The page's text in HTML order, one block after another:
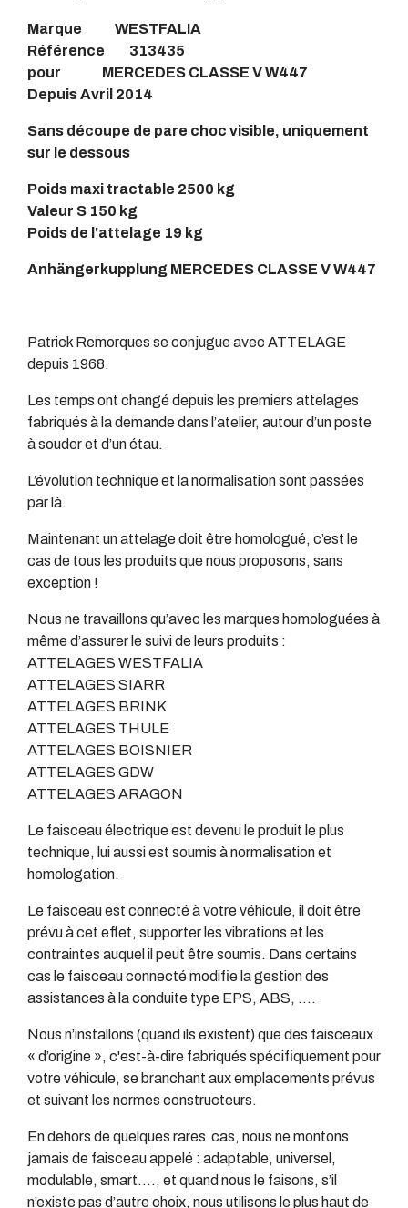
Marque WESTFALIA
Référence 313435
pour MERCEDES CLASSE V W447
Depuis Avril 2014
Sans découpe de pare choc visible, uniquement
sur le dessous
Poids maxi tractable 2500 kg
Valeur S 150 kg
Poids de l'attelage 19 kg
Anhängerkupplung MERCEDES CLASSE V W447
Patrick Remorques se conjugue avec ATTELAGE
depuis 1968.
Les temps ont changé depuis les premiers attelages
fabriqués à la demande dans l’atelier, autour d’un poste
à souder et d’un étau.
L’évolution technique et la normalisation sont passées
par là.
Maintenant un attelage doit être homologué, c’est le
cas de tous les produits que nous proposons, sans
exception !
Nous ne travaillons qu’avec les marques homologuées à
même d’assurer le suivi de leurs produits :
ATTELAGES WESTFALIA
ATTELAGES SIARR
ATTELAGES BRINK
ATTELAGES THULE
ATTELAGES BOISNIER
ATTELAGES GDW
ATTELAGES ARAGON
Le faisceau électrique est devenu le produit le plus
technique, lui aussi est soumis à normalisation et
homologation.
Le faisceau est connecté à votre véhicule, il doit être
prévu à cet effet, supporter les vibrations et les
contraintes auquel il peut être soumis. Dans certains
cas le faisceau connecté modifie la gestion des
assistances à la conduite type EPS, ABS, ….
Nous n’installons (quand ils existent) que des faisceaux
« d’origine », c'est-à-dire fabriqués spécifiquement pour
votre véhicule, se branchant aux emplacements prévus
et suivant les normes constructeurs.
En dehors de quelques rares cas, nous ne montons
jamais de faisceau appelé : adaptable, universel,
modulable, smart…., et quand nous le faisons, s’il
n’existe pas d’autre choix, nous utilisons le plus haut de